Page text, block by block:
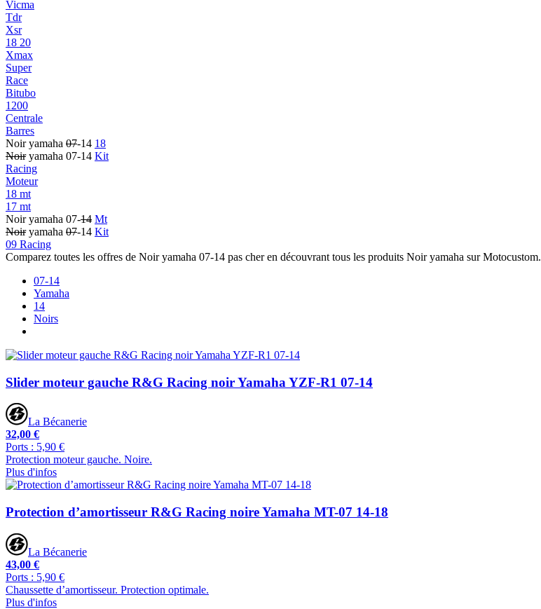
Vicma
Tdr
Xsr
18 20
Xmax
Super
Race
Bitubo
1200
Centrale
Barres
Noir yamaha 07-14 18
Noiryamaha 07-14 Kit
Racing
Moteur
18 mt
17 mt
Noir yamaha 07-14 Mt
Noiryamaha 07-14 Kit
09 Racing
Comparez toutes les offres de Noir yamaha 07-14 pas cher en découvrant tous les produits Noir yamaha sur Motocustom.
07-14
Yamaha
14
Noirs
Slider moteur gauche R&G Racing noir Yamaha YZF-R1 07-14
La Bécanerie
32,00 €
Ports : 5,90 €
Protection moteur gauche. Noire.
Plus d'infos
Protection d’amortisseur R&G Racing noire Yamaha MT-07 14-18
La Bécanerie
43,00 €
Ports : 5,90 €
Chaussette d’amortisseur. Protection optimale.
Plus d'infos